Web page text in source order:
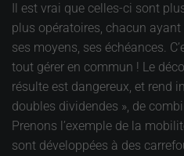
Il est vrai que celles-ci sont
plus opératoires, chacun
ses moyens, ses échéances.
tout gérer en commun ! Le
résulte est dangereux, et rend
doubles dividendes », de
Prenons l’exemple de la
sont développées à des